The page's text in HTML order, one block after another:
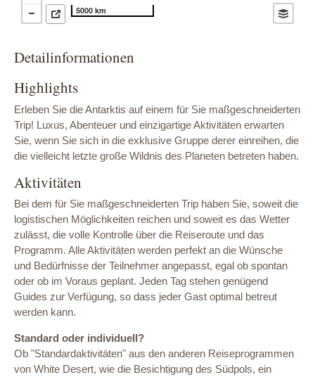
5000 km
Detailinformationen
Highlights
Erleben Sie die Antarktis auf einem für Sie maßgeschneiderten
Trip! Luxus, Abenteuer und einzigartige Aktivitäten erwarten
Sie, wenn Sie sich in die exklusive Gruppe derer einreihen, die
die vielleicht letzte große Wildnis des Planeten betreten haben.
Aktivitäten
Bei dem für Sie maßgeschneiderten Trip haben Sie, soweit die
logistischen Möglichkeiten reichen und soweit es das Wetter
zulässt, die volle Kontrolle über die Reiseroute und das
Programm. Alle Aktivitäten werden perfekt an die Wünsche
und Bedürfnisse der Teilnehmer angepasst, egal ob spontan
oder ob im Voraus geplant. Jeden Tag stehen genügend
Guides zur Verfügung, so dass jeder Gast optimal betreut
werden kann.
Standard oder individuell?
Ob "Standardaktivitäten" aus den anderen Reiseprogrammen
von White Desert, wie die Besichtigung des Südpols, ein